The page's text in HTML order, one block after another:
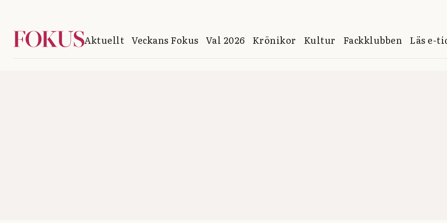
Aktuellt Veckans Fokus Val 2026 Krönikor Kultur Fackklubben Läs e-